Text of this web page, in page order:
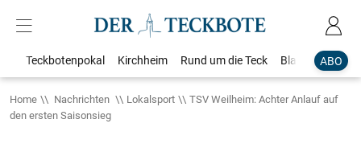
ABO
Teckbotenpokal Kirchheim Rund um die Teck Blaulicht
Home Nachrichten Lokalsport
TSV Weilheim: Achter Anlauf auf
den ersten Saisonsieg